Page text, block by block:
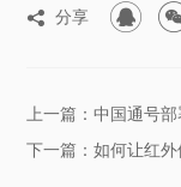
 分享 
上一篇：中国通号
下一篇：如何让红